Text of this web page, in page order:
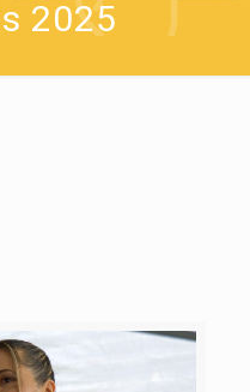
2025